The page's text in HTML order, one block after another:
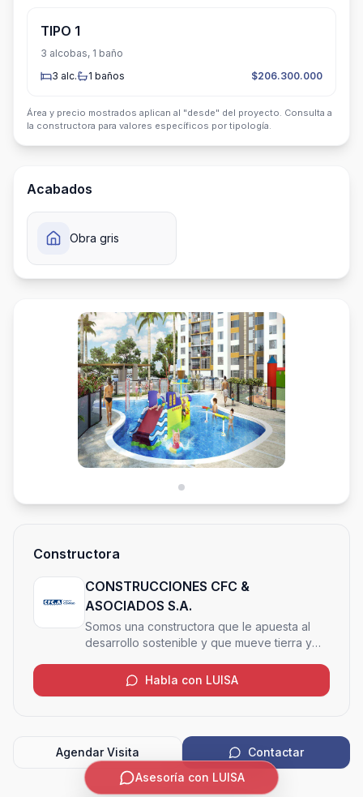
TIPO 1
3 alcobas, 1 baño
3 alc. 1 baños $206.300.000
Área y precio mostrados aplican al "desde" del proyecto. Consulta a
la constructora para valores específicos por tipología.
Acabados
Obra gris
Constructora
CONSTRUCCIONES CFC &
ASOCIADOS S.A.
Somos una constructora que le apuesta al
desarrollo sostenible y que mueve tierra y
forma amigable con el medio ambiente
Habla con LUISA
Agendar Visita
Contactar
Asesoría con LUISA